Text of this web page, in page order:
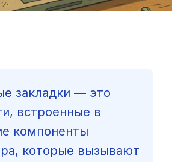
закладки — это
встроенные в
компоненты
которые вызывают